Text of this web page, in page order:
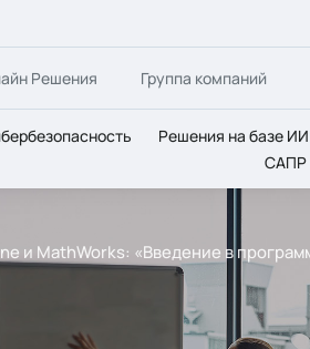
Решения Группа компаний
Решения на базе ИИ
САПР
и MathWorks: «Введение в